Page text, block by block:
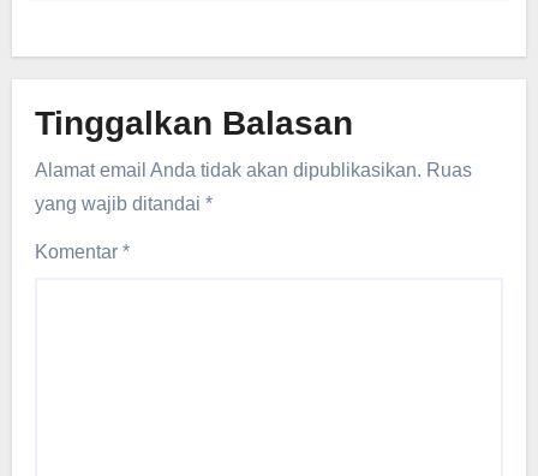
Tinggalkan Balasan
Alamat email Anda tidak akan dipublikasikan. Ruas
yang wajib ditandai *
Komentar *